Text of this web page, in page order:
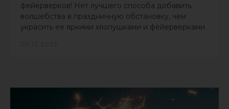
фейерверков! Нет лучшего способа добавить
волшебства в праздничную обстановку, чем
украсить ее яркими хлопушками и фейерверками.